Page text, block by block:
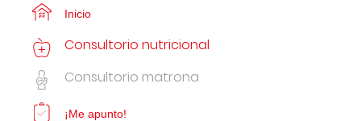
Inicio
Consultorio nutricional
Consultorio matrona
¡Me apunto!